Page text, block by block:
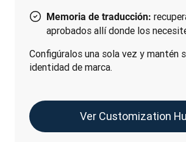
Memoria de traducción:
aprobados allí donde los
Configúralos una sola vez y mantén
identidad de marca.
Ver Customization